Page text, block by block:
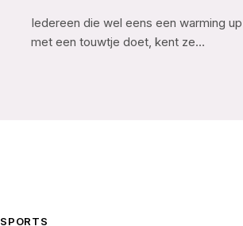
Iedereen die wel eens een warming
met een touwtje doet, kent ze…
SPORTS